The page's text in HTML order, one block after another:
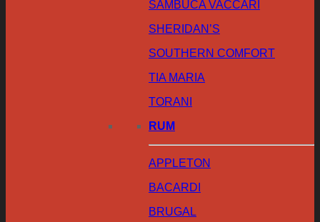
SAMBUCA VACCARI
SHERIDAN’S
SOUTHERN COMFORT
TIA MARIA
TORANI
RUM
APPLETON
BACARDI
BRUGAL